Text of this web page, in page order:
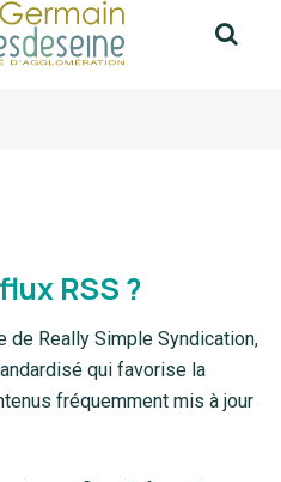
le
compte
Facebook
comptecompte
RSS ?
de Really Simple Syndication,
qui favorise la
fréquemment mis à jour